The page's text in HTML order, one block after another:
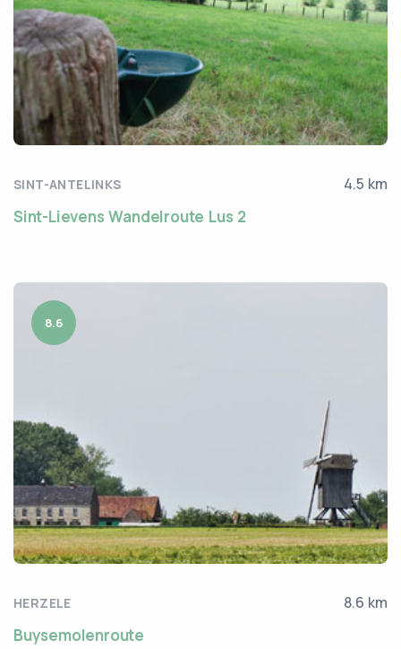
SINT-ANTELINKS 4.5 km
Sint-Lievens Wandelroute Lus 2
8.6
HERZELE 8.6 km
Buysemolenroute